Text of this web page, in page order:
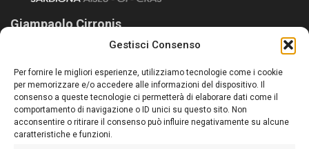
Gestisci Consenso
Per fornire le migliori esperienze, utilizziamo tecnologie come i cookie
per memorizzare e/o accedere alle informazioni del dispositivo. Il
consenso a queste tecnologie ci permetterà di elaborare dati come il
comportamento di navigazione o ID unici su questo sito. Non
acconsentire o ritirare il consenso può influire negativamente su alcune
caratteristiche e funzioni.
Giampaolo Cirronis
Sardegna Ieri-Oggi-Domani nasce per informare “liberamente” i
lettori su quanto accade in Sardegna, con un occhio rivolto al
nostro passato e, soprattutto, al nostro futuro
Follow Us